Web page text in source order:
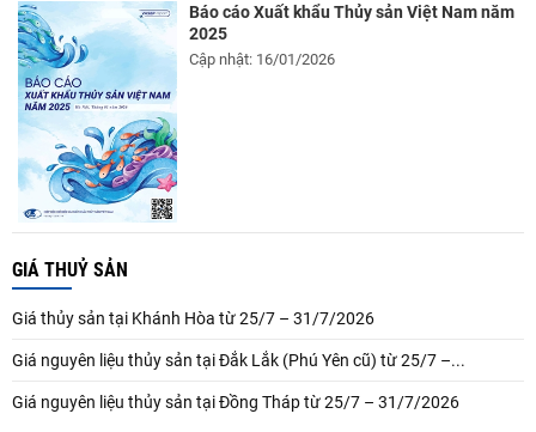
Báo cáo Xuất khẩu Thủy sản Việt Nam năm
2025
Cập nhật: 16/01/2026
GIÁ THUỶ SẢN
Giá thủy sản tại Khánh Hòa từ 25/7 – 31/7/2026
Giá nguyên liệu thủy sản tại Đắk Lắk (Phú Yên cũ) từ 25/7 –...
Giá nguyên liệu thủy sản tại Đồng Tháp từ 25/7 – 31/7/2026